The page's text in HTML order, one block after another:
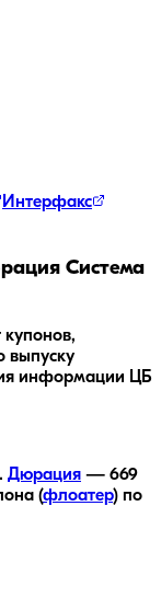
Интерфакс
Система
выпуску
информации ЦБ
Дюрация — 669
(флоатер) по